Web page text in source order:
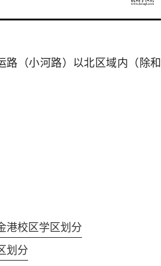
路（小河路）以北区域内（除和
港校区学区划分
划分